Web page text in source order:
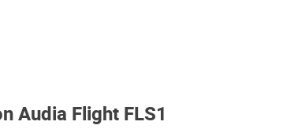
Audia Flight FLS1